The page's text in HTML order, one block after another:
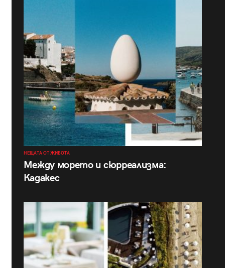
НЕЩАТА ОТ ЖИВОТА
Между морето и сюрреализма:
Кадакес